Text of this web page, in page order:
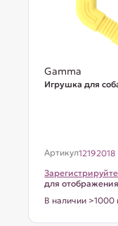
Gamma
Игрушка для
Артикул12192018
для
В наличии >1000